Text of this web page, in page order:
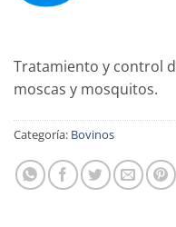
Tratamiento y control
moscas y mosquitos.
Categoría: Bovinos